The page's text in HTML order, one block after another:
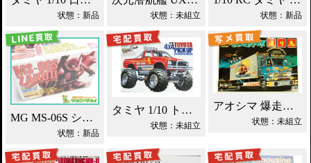
状態：新品 状態：未組立 状態：新品
MG MS-06S シャア専用ザク エクストラフィニッシュ買取！
状態：新品
タミヤ 1/10 トヨタ マウンテンライダー 買取！
状態：未組立
アオシマ 爆走野郎渡り鳥 デコトラ買取！
状態：未組立